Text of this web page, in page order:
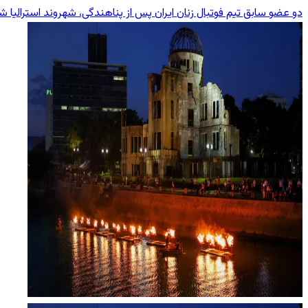
دو عضو سابق تیم فوتبال زنان ایران پس از پناهندگی، شهروند استرالیا